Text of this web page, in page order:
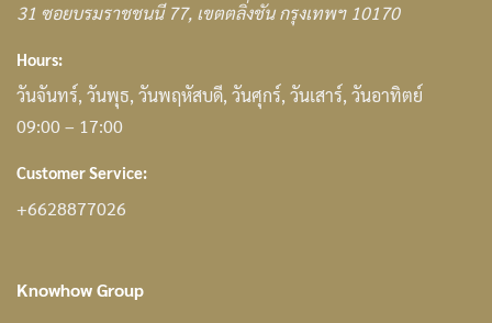
31 ซอยบรมราชชนนี 77, เขตตลิ่งชัน กรุงเทพฯ 10170
Hours:
วันจันทร์, วันพุธ, วันพฤหัสบดี, วันศุกร์, วันเสาร์, วันอาทิตย์
09:00 – 17:00
Customer Service:
+6628877026
Knowhow Group